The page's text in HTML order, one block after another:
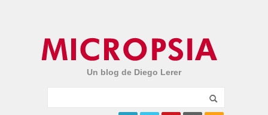
Un blog de Diego Lerer